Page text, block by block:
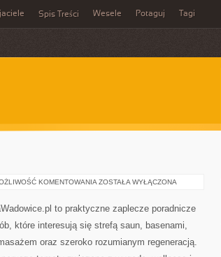
Spis Treści Wesele Potaguj Tagi
KOMENTOWANIA LIFESTYLE
ZOSTAŁA WYŁĄCZONA
to praktyczne zaplecze poradnicze
które interesują się strefą saun, basenami,
oraz szeroko rozumianym regeneracją.